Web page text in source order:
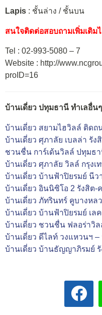
Lapis : ชั้นล่าง / ชั้นบน
สนใจติดต่อสอบถามเพิ่มเติม
Tel : 02-993-5080 – 7
Website : http://
proID=16
บ้านเดี่ยว ปทุมธานี ทำเลอื่
บ้านเดี่ยว สยามไฮวิลล์ ติดถ
บ้านเดี่ยว ศุภาลัย เบลล่า รัง
ชวนชื่น การ์เด้นวิลล์ ปทุมธ
บ้านเดี่ยว ศุภาลัย วิลล์ กรุงเ
บ้านเดี่ยว บ้านฟ้าปิยรมย์ นีว
บ้านเดี่ยว อินนิซิโอ 2 รังสิต-
บ้านเดี่ยว ภัทรินทร์ คูบางหล
บ้านเดี่ยว บ้านฟ้าปิยรมย์ เล
บ้านเดี่ยว ชวนชื่น ฟลอร่าวิ
บ้านเดี่ยว ดีไลท์ วงแหวนฯ –
บ้านเดี่ยว บ้านธัญญาภิรมย์ รั